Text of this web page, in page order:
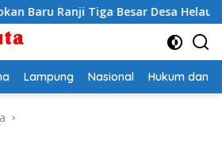
Tiga Besar Desa Helau
Lampung Nasional Hukum dan